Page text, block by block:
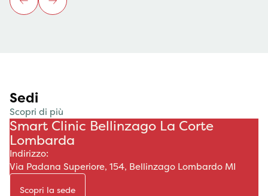
Sedi
Scopri di più
Smart Clinic Bellinzago La Corte
Lombarda
Indirizzo:
Via Padana Superiore, 154, Bellinzago Lombardo MI
Scopri la sede